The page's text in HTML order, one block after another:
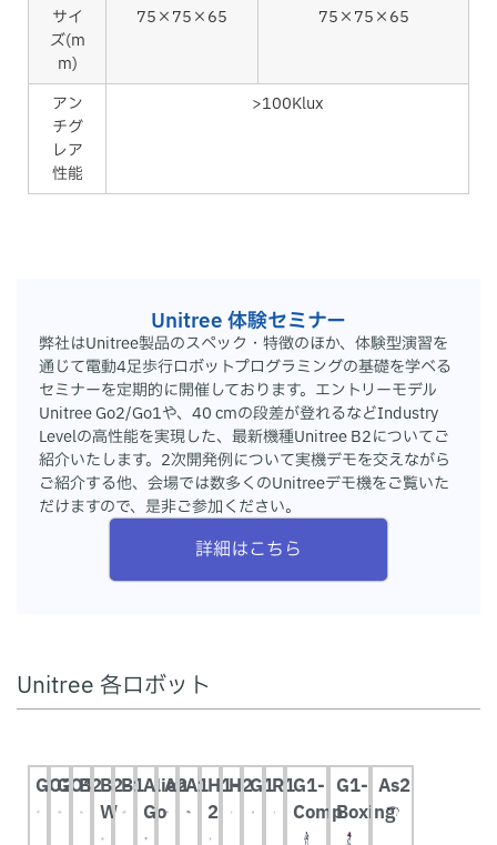
サイ
ズ(m
m)
75×75×65 75×75×65
アン
チグ
レア
性能
>100Klux
Unitree 体験セミナー
弊社はUnitree製品のスペック・特徴のほか、体験型演習を
通じて電動4足歩行ロボットプログラミングの基礎を学べる
セミナーを定期的に開催しております。エントリーモデル
Unitree Go2/Go1や、40 cmの段差が登れるなどIndustry
Levelの高性能を実現した、最新機種Unitree B2についてご
紹介いたします。2次開発例について実機デモを交えながら
ご紹介する他、会場では数多くのUnitreeデモ機をご覧いた
だけますので、是非ご参加ください。
詳細はこちら
Unitree 各ロボット
GO2GO1
B2B2-
W
B1Alien
Go
A2A1H1-
2
H2G1R1G1-
Comp
G1-
Boxing
As2